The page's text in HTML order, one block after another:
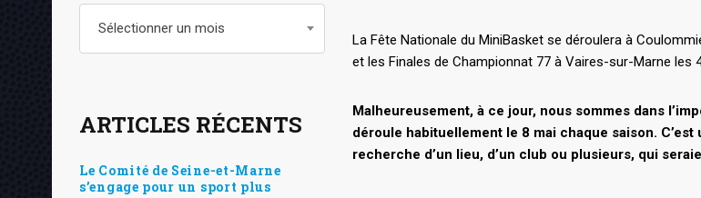
La Fête Nationale du MiniBasket se déroulera à
et les Finales de Championnat 77 à Vaires-sur-Marne les
Malheureusement, à ce jour, nous sommes dans
déroule habituellement le 8 mai chaque saison.
recherche d’un lieu, d’un club ou plusieurs, qui
Sélectionner un mois
ARTICLES RÉCENTS
Le Comité de Seine-et-Marne
s’engage pour un sport plus